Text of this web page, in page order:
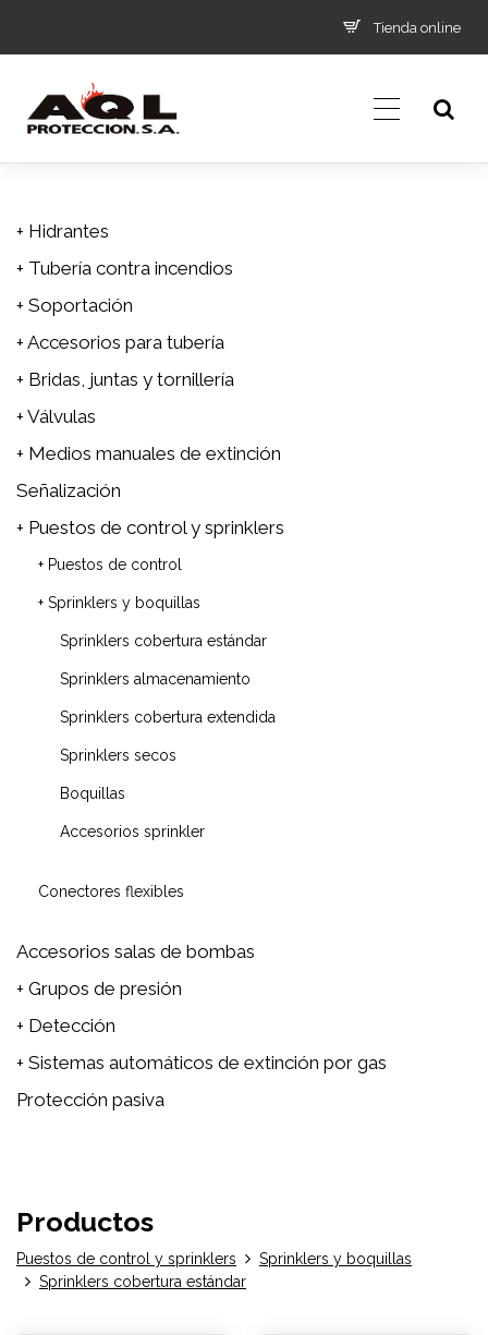
Tienda online
+ Hidrantes
+ Tubería contra incendios
+ Soportación
+ Accesorios para tubería
+ Bridas, juntas y tornillería
+ Válvulas
+ Medios manuales de extinción
Señalización
+ Puestos de control y sprinklers
+ Puestos de control
+ Sprinklers y boquillas
Sprinklers cobertura estándar
Sprinklers almacenamiento
Sprinklers cobertura extendida
Sprinklers secos
Boquillas
Accesorios sprinkler
Conectores flexibles
Accesorios salas de bombas
+ Grupos de presión
+ Detección
+ Sistemas automáticos de extinción por gas
Protección pasiva
Productos
Puestos de control y sprinklers
Sprinklers y boquillas
Sprinklers cobertura estándar